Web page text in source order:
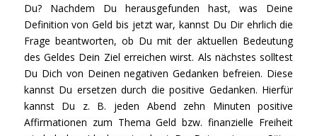
Du? Nachdem Du herausgefunden hast, was Deine
Definition von Geld bis jetzt war, kannst Du Dir ehrlich die
Frage beantworten, ob Du mit der aktuellen Bedeutung
des Geldes Dein Ziel erreichen wirst. Als nächstes solltest
Du Dich von Deinen negativen Gedanken befreien. Diese
kannst Du ersetzen durch die positive Gedanken. Hierfür
kannst Du z. B. jeden Abend zehn Minuten positive
Affirmationen zum Thema Geld bzw. finanzielle Freiheit